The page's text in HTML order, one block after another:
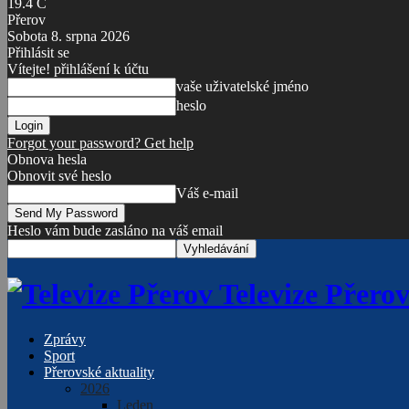
19.4 C
Přerov
Sobota 8. srpna 2026
Přihlásit se
Vítejte! přihlášení k účtu
vaše uživatelské jméno
heslo
Forgot your password? Get help
Obnova hesla
Obnovit své heslo
Váš e-mail
Heslo vám bude zasláno na váš email
Televize
Zprávy
Sport
Přerovské aktuality
2026
Leden